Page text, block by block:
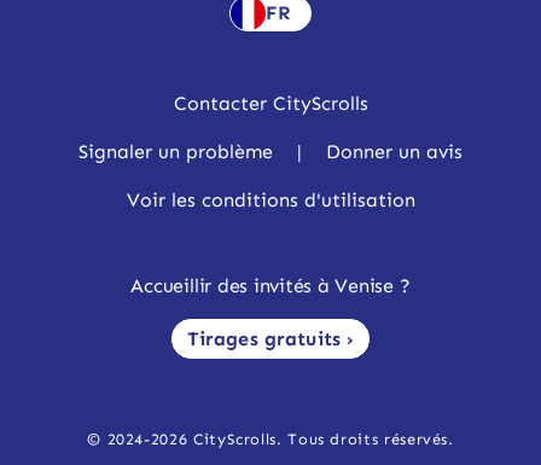
FR
Contacter CityScrolls
Signaler un problème | Donner un avis
Voir les conditions d'utilisation
Accueillir des invités à Venise ?
Tirages gratuits ›
© 2024-2026 CityScrolls. Tous droits réservés.